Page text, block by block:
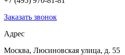
Заказать звонок
Адрес
Москва, Люсиновская улица, д. 55